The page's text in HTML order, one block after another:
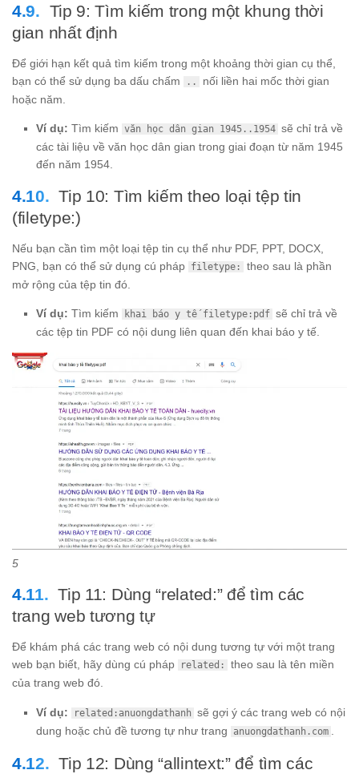
Tip 9: Tìm kiếm trong một khung thời
gian nhất định
Để giới hạn kết quả tìm kiếm trong một khoảng thời gian cụ thể,
bạn có thể sử dụng ba dấu chấm
..
nối liền hai mốc thời gian
hoặc năm.
Ví dụ: Tìm kiếm văn học dân gian 1945..1954 sẽ chỉ trả về
các tài liệu về văn học dân gian trong giai đoạn từ năm 1945
đến năm 1954.
Tip 10: Tìm kiếm theo loại tệp tin
(filetype:)
Nếu bạn cần tìm một loại tệp tin cụ thể như PDF, PPT, DOCX,
PNG, bạn có thể sử dụng cú pháp filetype:
theo sau là phần
mở rộng của tệp tin đó.
Ví dụ: Tìm kiếm khai báo y tế filetype:pdf sẽ chỉ trả về
các tệp tin PDF có nội dung liên quan đến khai báo y tế.
5
Tip 11: Dùng “related:” để tìm các
trang web tương tự
Để khám phá các trang web có nội dung tương tự với một trang
web bạn biết, hãy dùng cú pháp
related:
theo sau là tên miền
của trang web đó.
Ví dụ: related:anuongdathanh sẽ gợi ý các trang web có nội
dung hoặc chủ đề tương tự như trang
anuongdathanh.com
Tip 12: Dùng “allintext:” để tìm các